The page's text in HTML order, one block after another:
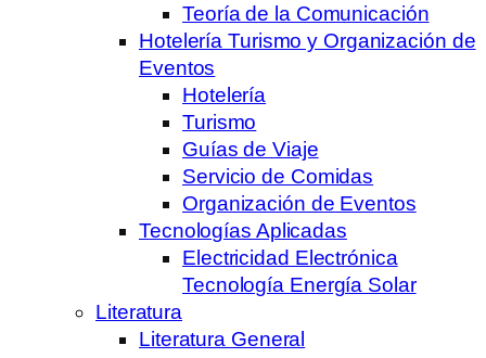
Teoría de la Comunicación
Hotelería Turismo y Organización de
Eventos
Hotelería
Turismo
Guías de Viaje
Servicio de Comidas
Organización de Eventos
Tecnologías Aplicadas
Electricidad Electrónica
Tecnología Energía Solar
Literatura
Literatura General